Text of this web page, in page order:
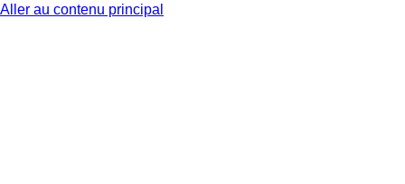
Aller au contenu principal